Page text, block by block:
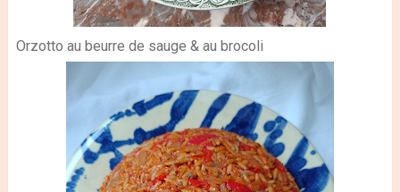
Orzotto au beurre de sauge & au brocoli